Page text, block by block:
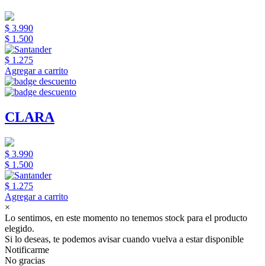
$ 3.990
$ 1.500
$ 1.275
Agregar a carrito
CLARA
$ 3.990
$ 1.500
$ 1.275
Agregar a carrito
×
Lo sentimos, en este momento no tenemos stock para el producto
elegido.
Si lo deseas, te podemos avisar cuando vuelva a estar disponible
Notificarme
No gracias